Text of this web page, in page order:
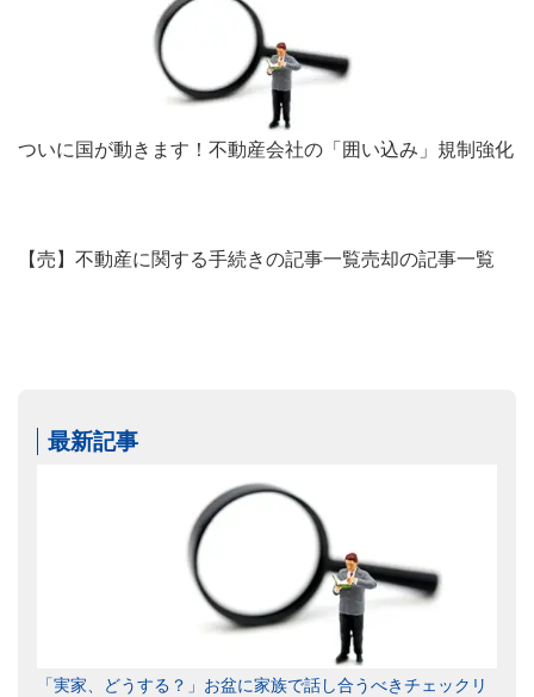
ついに国が動きます！不動産会社の「囲い込み」規制強化
【売】不動産に関する手続きの記事一覧売却の記事一覧
最新記事
「実家、どうする？」お盆に家族で話し合うべきチェックリ